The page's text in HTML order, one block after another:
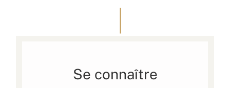
Se connaître